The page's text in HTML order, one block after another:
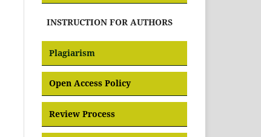
INSTRUCTION FOR AUTHORS
Plagiarism
Open Access Policy
Review Process